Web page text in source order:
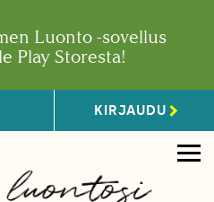
Luonto -sovellus
Play Storesta!
KIRJAUDU